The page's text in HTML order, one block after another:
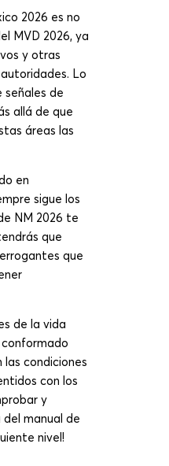
2026 es no
MVD 2026, ya
y otras
Lo
de
allá de que
áreas las
en
sigue los
NM 2026 te
que
que
de la vida
condiciones
con los
y
manual de
nivel!